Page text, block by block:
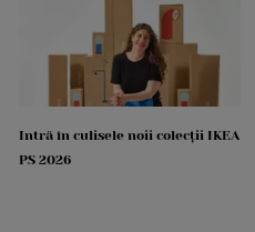
Intră în culisele noii colecții IKEA
PS 2026